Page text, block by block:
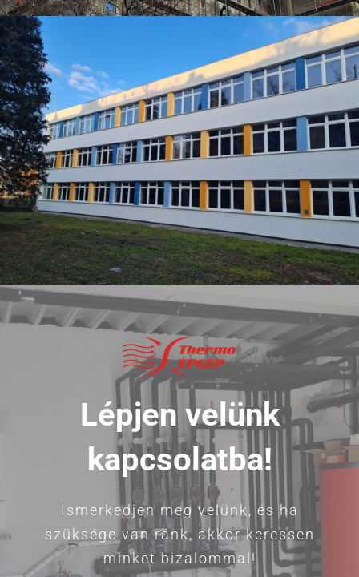
Lépjen velünk
kapcsolatba!
Ismerkedjen meg velünk, és ha
szüksége van ránk, akkor keressen
minket bizalommal!